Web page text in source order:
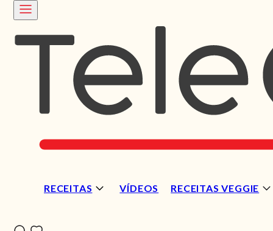
RECEITAS VÍDEOS RECEITAS VEGGIE